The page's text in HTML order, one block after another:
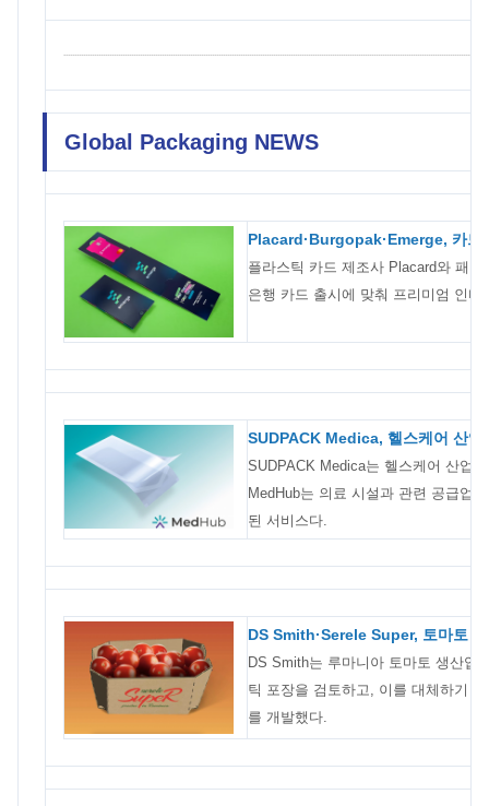
Global Packaging NEWS
Placard·Burgopak·Emerge, 카드
플라스틱 카드 제조사 Placard와 패
은행 카드 출시에 맞춰 프리미엄 인
SUDPACK Medica, 헬스케어 산
SUDPACK Medica는 헬스케어 산업
MedHub는 의료 시설과 관련 공급업
된 서비스다.
DS Smith·Serele Super, 토마토
DS Smith는 루마니아 토마토 생산업
틱 포장을 검토하고, 이를 대체하기
를 개발했다.